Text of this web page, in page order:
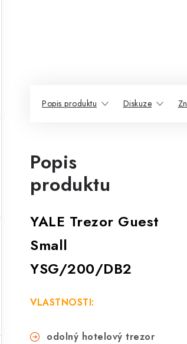
Popis produktu Diskuze
Popis
produktu
YALE Trezor Guest
Small
YSG/200/DB2
VLASTNOSTI:
odolný hotelový trezor